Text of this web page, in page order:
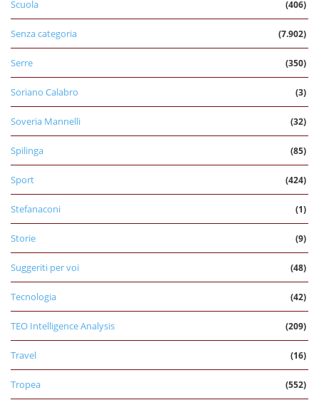
Scuola (406)
Senza categoria (7.902)
Serre (350)
Soriano Calabro (3)
Soveria Mannelli (32)
Spilinga (85)
Sport (424)
Stefanaconi (1)
Storie (9)
Suggeriti per voi (48)
Tecnologia (42)
TEO Intelligence Analysis (209)
Travel (16)
Tropea (552)